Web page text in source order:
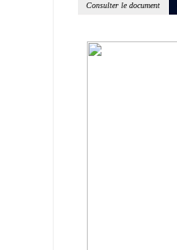
Consulter le document